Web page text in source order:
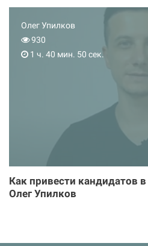
Олег Упилков
930
1 ч. 40 мин. 50 сек.
Как привести кандидатов
Олег Упилков